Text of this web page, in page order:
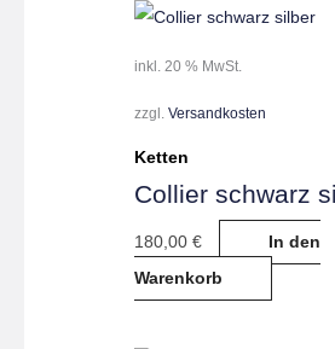
inkl. 20 % MwSt.
zzgl.Versandkosten
Ketten
Collier schwarz
180,00€
In den
Warenkorb